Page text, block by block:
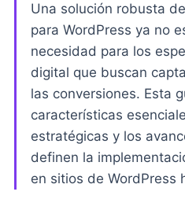
Una solución robusta
para WordPress ya no
necesidad para los
digital que buscan
las conversiones. Esta
características
estratégicas y los
definen la
en sitios de WordPress